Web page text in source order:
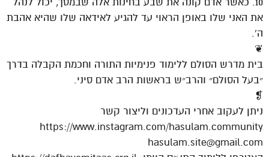
את האני שלו באופן הראוי עד להגיע לאידאה שלו שהיא אהבת
ה’.
❦
בית מדרש הסולם ללימוד פנימיות התורה וחכמת הקבלה בדרך
״בעל הסולם״ והרב״ש בראשות הרב אדם סיני.
❡
ניתן לעקוב אחרי העדכונים וליצור קשר
https://www.instagram.com/hasulam.community
hasulam.site@gmail.com